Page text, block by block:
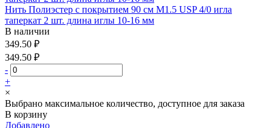
Нить Полиэстер с покрытием 90 см М1.5 USP 4/0 игла
таперкат 2 шт. длина иглы 10-16 мм
В наличии
349.50 ₽
349.50 ₽
-
+
×
Выбрано максимальное количество, доступное для заказа
В корзину
Добавлено